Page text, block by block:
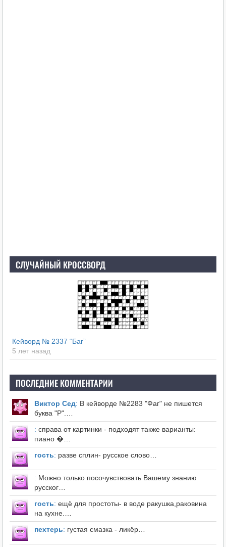
СЛУЧАЙНЫЙ КРОССВОРД
Кейворд № 2337 “Баг”
5 лет назад
ПОСЛЕДНИЕ КОММЕНТАРИИ
Виктор Сед: В кейворде №2283 "Фаг" не пишется
буква "Р".…
: справа от картинки - подходят также варианты:
пиано �…
гость: разве сплин- русское слово…
: Можно только посочувствовать Вашему знанию
русског…
гость: ещё для простоты- в воде ракушка,раковина
на кухне.…
пехтерь: густая смазка - ликёр…